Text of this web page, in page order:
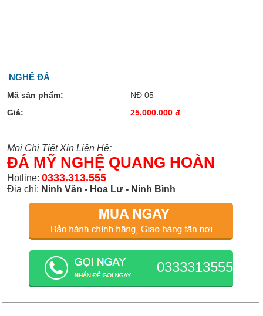
NGHÊ ĐÁ
Mã sản phẩm:
NĐ 05
Giá:
25.000.000 đ
Mọi Chi Tiết Xin Liên Hệ:
ĐÁ MỸ NGHỆ QUANG HOÀN
Hotline: 0333.313.555
Địa chỉ: Ninh Vân - Hoa Lư - Ninh Bình
0333313555